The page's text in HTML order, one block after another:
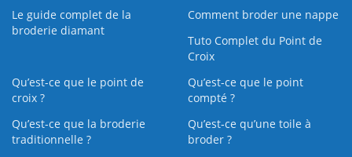
Le guide complet de la
broderie diamant
Comment broder une nappe
Tuto Complet du Point de
Croix
Qu’est-ce que le point de
croix ?
Qu’est-ce que le point
compté ?
Qu’est-ce que la broderie
traditionnelle ?
Qu’est‑ce qu’une toile à
broder ?